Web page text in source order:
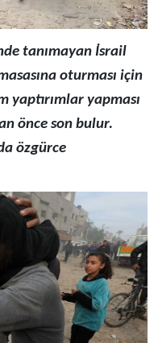
tanımayan İsrail
oturması için
yaptırımlar yapması
önce son bulur.
özgürce